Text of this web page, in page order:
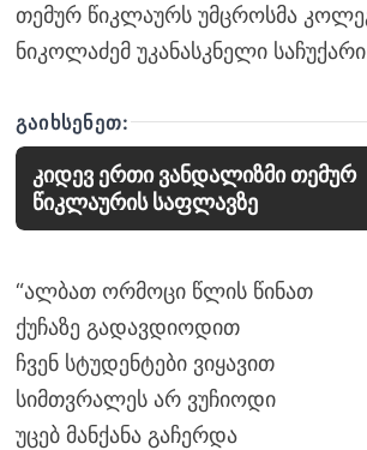
თემურ წიკლაურს უმცროსმა
ნიკოლაძემ უკანასკნელი
ᲒᲐᲘᲮᲡᲔᲜᲔᲗ:
კიდევ ერთი ვანდალიზმი თემურ
წიკლაურის საფლავზე
“ალბათ ორმოცი წლის წინათ
ქუჩაზე გადავდიოდით
ჩვენ სტუდენტები ვიყავით
სიმთვრალეს არ ვუჩიოდი
უცებ მანქანა გაჩერდა